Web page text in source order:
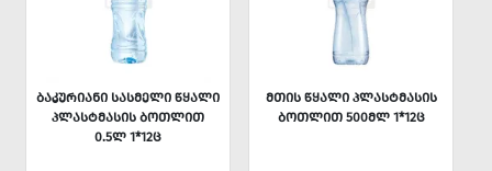
ᲑᲐᲙᲣᲠᲘᲐᲜᲘ ᲡᲐᲡᲛᲔᲚᲘ ᲬᲧᲐᲚᲘ
ᲞᲚᲐᲡᲢᲛᲐᲡᲘᲡ ᲑᲝᲗᲚᲘᲗ
0.5Ლ 1*12Ც
ᲛᲗᲘᲡ ᲬᲧᲐᲚᲘ ᲞᲚᲐᲡᲢᲛᲐᲡᲘᲡ
ᲑᲝᲗᲚᲘᲗ 500ᲛᲚ 1*12Ც